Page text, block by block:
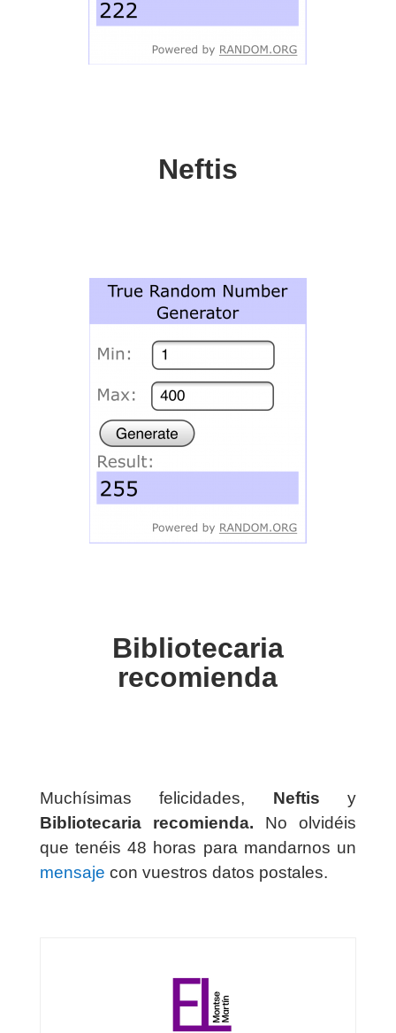
Neftis
Bibliotecaria
recomienda
Muchísimas felicidades, Neftis y
Bibliotecaria recomienda.
No olvidéis
que tenéis 48 horas para mandarnos un
mensaje con vuestros datos postales.